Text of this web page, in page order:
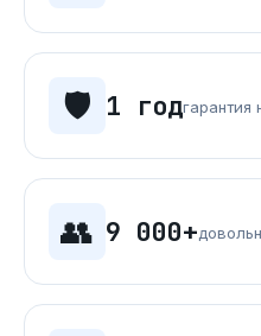
🛡️ 1 годгарантия
👥 9 000+